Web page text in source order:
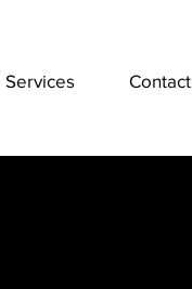
Services Contact